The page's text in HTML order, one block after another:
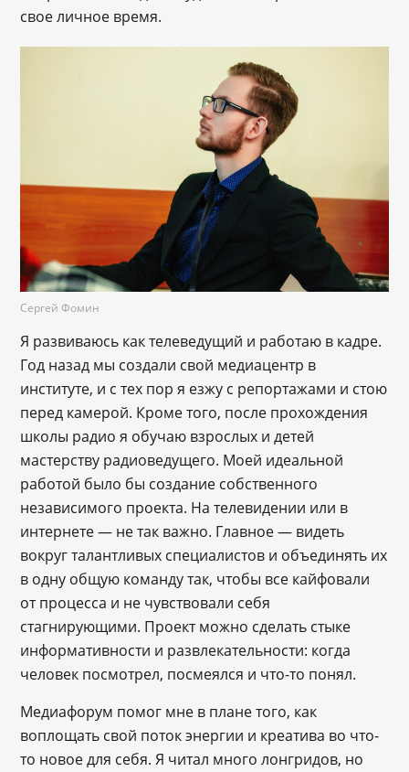
свое личное время.
Сергей Фомин
Я развиваюсь как телеведущий и работаю в кадре.
Год назад мы создали свой медиацентр в
институте, и с тех пор я езжу с репортажами и стою
перед камерой. Кроме того, после прохождения
школы радио я обучаю взрослых и детей
мастерству радиоведущего. Моей идеальной
работой было бы создание собственного
независимого проекта. На телевидении или в
интернете — не так важно. Главное — видеть
вокруг талантливых специалистов и объединять их
в одну общую команду так, чтобы все кайфовали
от процесса и не чувствовали себя
стагнирующими. Проект можно сделать стыке
информативности и развлекательности: когда
человек посмотрел, посмеялся и что-то понял.
Медиафорум помог мне в плане того, как
воплощать свой поток энергии и креатива во что-
то новое для себя. Я читал много лонгридов, но